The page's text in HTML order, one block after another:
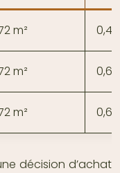
m²
m²
m²
décision d’achat